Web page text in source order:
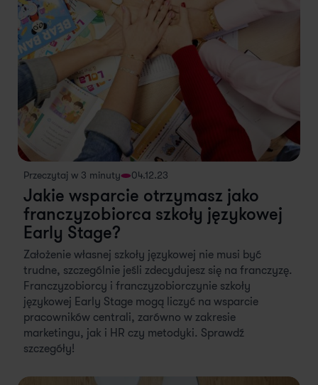
Przeczytaj w 3 minuty 04.12.23
Jakie wsparcie otrzymasz jako
franczyzobiorca szkoły językowej
Early Stage?
Założenie własnej szkoły językowej nie musi być
trudne, szczególnie jeśli zdecydujesz się na franczyzę.
Franczyzobiorcy i franczyzobiorczynie szkoły
językowej Early Stage mogą liczyć na wsparcie
pracowników centrali, zarówno w zakresie
marketingu, jak i HR czy metodyki. Sprawdź
szczegóły!